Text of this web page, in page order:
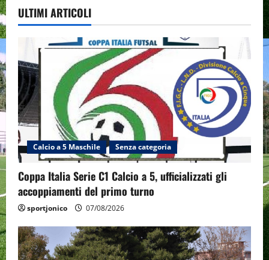
ULTIMI ARTICOLI
Calcio a 5 Maschile Senza categoria
Coppa Italia Serie C1 Calcio a 5, ufficializzati gli
accoppiamenti del primo turno
sportjonico 07/08/2026